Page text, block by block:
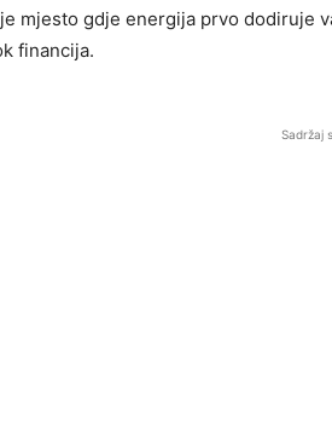
mjesto gdje energija prvo dodiruje
financija.
Sadržaj